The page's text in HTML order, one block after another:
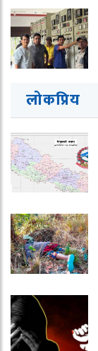
लोकप्रिय